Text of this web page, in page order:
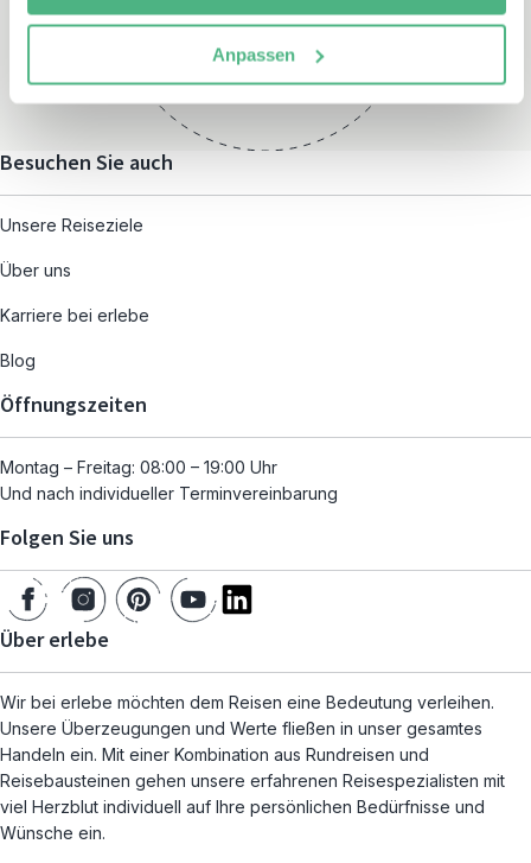
Anpassen
und nach individueller
Terminvereinbarung
Besuchen Sie auch
Unsere Reiseziele
Über uns
Karriere bei erlebe
Blog
Öffnungszeiten
Montag – Freitag: 08:00 – 19:00 Uhr
Und nach individueller Terminvereinbarung
Folgen Sie uns
Über erlebe
Wir bei erlebe möchten dem Reisen eine Bedeutung verleihen.
Unsere Überzeugungen und Werte fließen in unser gesamtes
Handeln ein. Mit einer Kombination aus Rundreisen und
Reisebausteinen gehen unsere erfahrenen Reisespezialisten mit
viel Herzblut individuell auf Ihre persönlichen Bedürfnisse und
Wünsche ein.